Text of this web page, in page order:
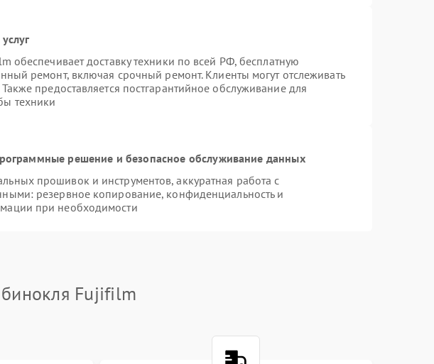
обеспечивает доставку техники по всей РФ, бесплатную
ремонт, включая срочный ремонт. Клиенты могут отслеживать
предоставляется постгарантийное обслуживание для
техники
решение и безопасное обслуживание данных
прошивок и инструментов, аккуратная работа с
резервное копирование, конфиденциальность и
при необходимости
Fujifilm